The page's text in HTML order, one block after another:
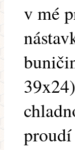
v mé